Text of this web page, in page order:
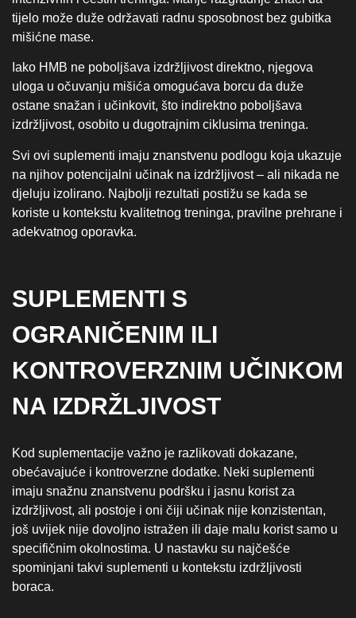
tijelo može duže održavati radnu sposobnost bez gubitka
mišićne mase.
Iako HMB ne poboljšava izdržljivost direktno, njegova
uloga u očuvanju mišića omogućava borcu da duže
ostane snažan i učinkovit, što indirektno poboljšava
izdržljivost, osobito u dugotrajnim ciklusima treninga.
Svi ovi suplementi imaju znanstvenu podlogu koja ukazuje
na njihov potencijalni učinak na izdržljivost – ali nikada ne
djeluju izolirano. Najbolji rezultati postižu se kada se
koriste u kontekstu kvalitetnog treninga, pravilne prehrane i
adekvatnog oporavka.
SUPLEMENTI S
OGRANIČENIM ILI
KONTROVERZNIM UČINKOM
NA IZDRŽLJIVOST
Kod suplementacije važno je razlikovati dokazane,
obećavajuće i kontroverzne dodatke. Neki suplementi
imaju snažnu znanstvenu podršku i jasnu korist za
izdržljivost, ali postoje i oni čiji učinak nije konzistentan,
još uvijek nije dovoljno istražen ili daje malu korist samo u
specifičnim okolnostima. U nastavku su najčešće
spominjani takvi suplementi u kontekstu izdržljivosti
boraca.